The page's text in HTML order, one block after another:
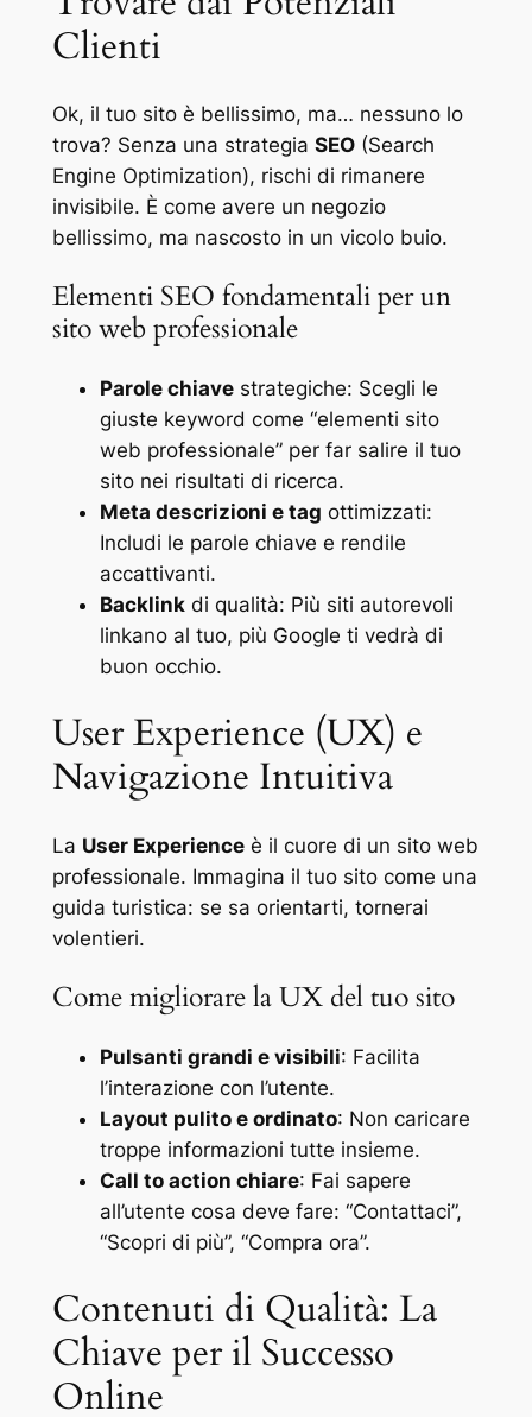
Clienti
Ok, il tuo sito è bellissimo, ma… nessuno lo
trova? Senza una strategia SEO(Search
Engine Optimization), rischi di rimanere
invisibile. È come avere un negozio
bellissimo, ma nascosto in un vicolo buio.
Elementi SEO fondamentali per un
sito web professionale
Parole chiavestrategiche: Scegli le
giuste keyword come “elementi sito
web professionale” per far salire il tuo
sito nei risultati di ricerca.
Meta descrizioni e tag ottimizzati:
Includi le parole chiave e rendile
accattivanti.
Backlinkdi qualità: Più siti autorevoli
linkano al tuo, più Google ti vedrà di
buon occhio.
User Experience (UX) e
Navigazione Intuitiva
La User Experienceè il cuore di un sito web
professionale. Immagina il tuo sito come una
guida turistica: se sa orientarti, tornerai
volentieri.
Come migliorare la UX del tuo sito
Pulsanti grandi e visibili: Facilita
l’interazione con l’utente.
Layout pulito e ordinato: Non caricare
troppe informazioni tutte insieme.
Call to action chiare: Fai sapere
all’utente cosa deve fare: “Contattaci”,
“Scopri di più”, “Compra ora”.
Contenuti di Qualità: La
Chiave per il Successo
Online